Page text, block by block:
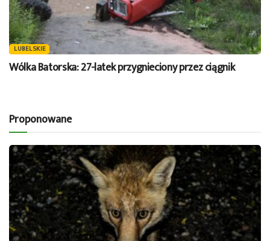
LUBELSKIE
Wólka Batorska: 27-latek przygnieciony przez ciągnik
Proponowane